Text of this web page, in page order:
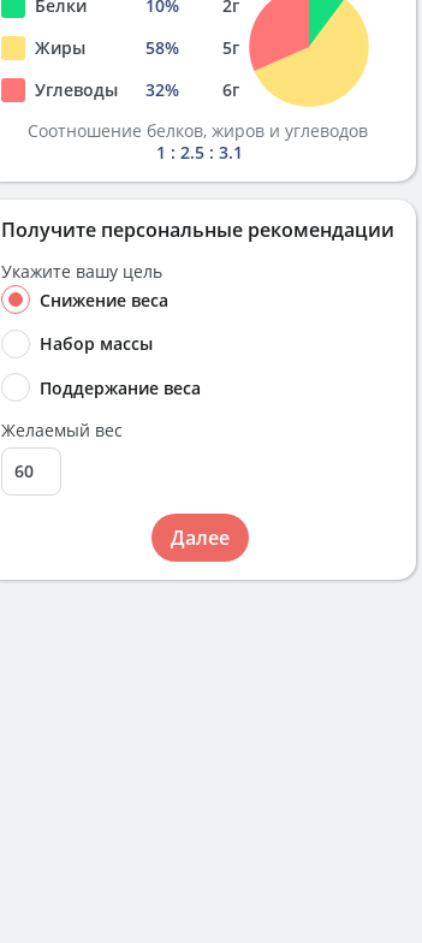
Белки 10% 2г
Жиры
58% 5г
Углеводы
32% 6г
Соотношение белков, жиров и углеводов
1 : 2.5 : 3.1
Получите персональные рекомендации
Укажите вашу цель
Снижение веса
Набор массы
Поддержание веса
Желаемый вес
Далее